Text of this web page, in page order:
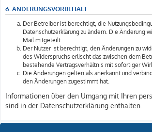
6. ÄNDERUNGSVORBEHALT
Der Betreiber ist berechtigt, die
Datenschutzerklärung zu ändern. Die Änderung
Mail mitgeteilt.
Der Nutzer ist berechtigt, den Änderungen zu
des Widerspruchs erlischt das zwischen dem
bestehende Vertragsverhältnis mit sofortiger
Die Änderungen gelten als anerkannt und
den Änderungen zugestimmt hat.
Informationen über den Umgang mit Ihren
sind in der Datenschutzerklärung enthalten.